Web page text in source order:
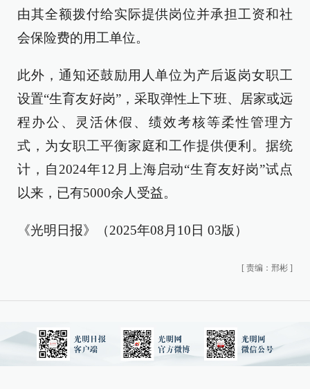
由其全额拨付给实际提供岗位并承担工资和社
会保险费的用工单位。
此外，通知还鼓励用人单位为产后返岗女职工
设置“生育友好岗”，采取弹性上下班、居家或远
程办公、灵活休假、绩效考核等柔性管理方
式，为女职工平衡家庭和工作提供便利。据统
计，自2024年12月上海启动“生育友好岗”试点
以来，已有5000余人受益。
《光明日报》（2025年08月10日 03版）
[ 责编：邢彬 ]